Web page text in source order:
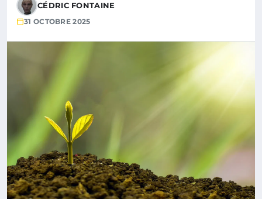
CÉDRIC FONTAINE
31 OCTOBRE 2025